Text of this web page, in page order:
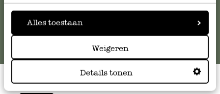
Alles toestaan
Weigeren
Details tonen
Online-Kundenservice